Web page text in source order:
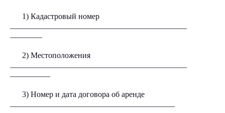
1) Кадастровый номер
2) Местоположения
3) Номер и дата договора об аренде